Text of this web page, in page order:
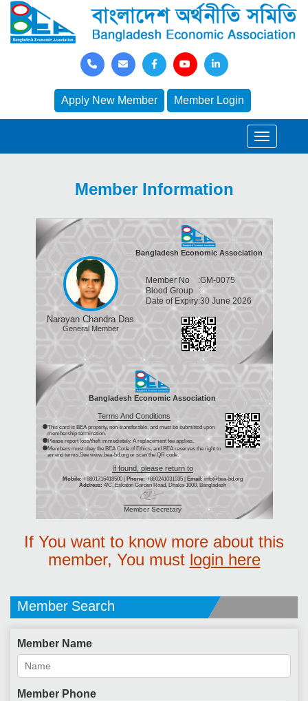
Apply New Member Member Login
Member Information
Narayan Chandra Das
General Member
Bangladesh Economic Association
Member No :GM-0075
Blood Group :
Date of Expiry:30 June 2026
Bangladesh Economic Association
Terms And Conditions
This card is BEA property, non-transferable, and must be submitted upon
membership termination.
Please report loss/theft immediately. A replacement fee applies.
Members must obey the BEA Code of Ethics, and BEA reserves the right to
amend terms.See www.bea-bd.org or scan the QR code.
If found, please return to
Mobile: +8801716418500 | Phone: +880241031035 | Email: info@bea-bd.org
Address: 4/C, Eskaton Garden Road, Dhaka-1000, Bangladesh
Member Secretary
If You want to know more about this
member, You must login here
Member Search
Member Name
Member Phone